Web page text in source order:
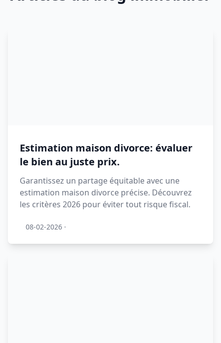
Estimation maison divorce: évaluer
le bien au juste prix.
Garantissez un partage équitable avec une
estimation maison divorce précise. Découvrez
les critères 2026 pour éviter tout risque fiscal.
08-02-2026 ·